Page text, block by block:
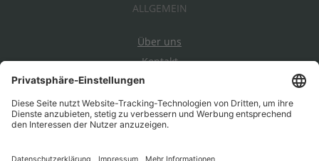
ALLGEMEIN
Über uns
Kontakt
Datenschutz
Impressum
AGBs